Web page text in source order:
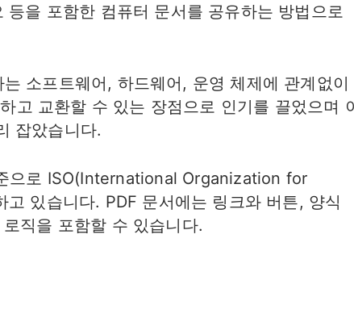
을 포함한 컴퓨터 문서를 공유하는 방법으로
소프트웨어, 하드웨어, 운영 체제에 관계없이
고 교환할 수 있는 장점으로 인기를 끌었으며
잡았습니다.
으로 ISO(International Organization for
있습니다. PDF 문서에는 링크와 버튼, 양식
직을 포함할 수 있습니다.